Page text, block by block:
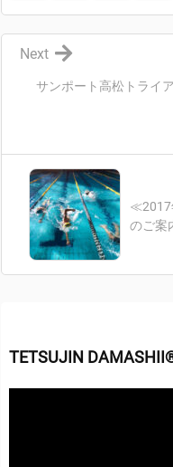
サンポート高松トライ
Next
≪2017
のご
TETSUJIN